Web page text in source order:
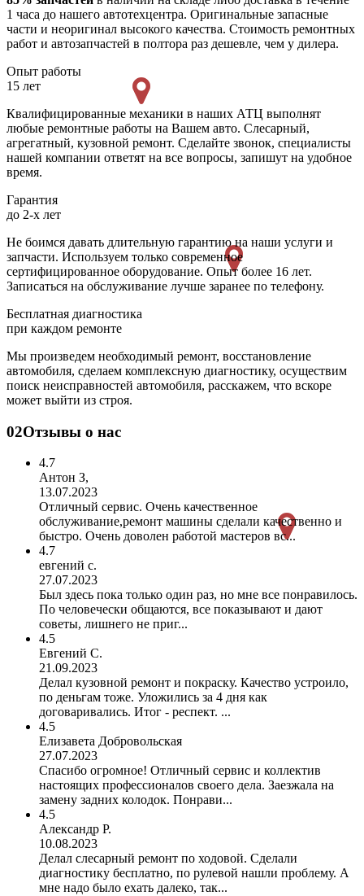
1 часа до нашего автотехцентра. Оригинальные запасные
части и неоригинал высокого качества. Стоимость ремонтных
работ и автозапчастей в полтора раз дешевле, чем у дилера.
Опыт работы
15 лет
Квалифицированные механики в наших АТЦ выполнят
любые ремонтные работы на Вашем авто. Слесарный,
агрегатный, кузовной ремонт. Сделайте звонок, специалисты
нашей компании ответят на все вопросы, запишут на удобное
время.
Гарантия
до 2-х лет
Не боимся давать длительную гарантию на наши услуги и
запчасти. Используем только современное
сертифицированное оборудование. Опыт более 16 лет.
Записаться на обслуживание лучше заранее по телефону.
Бесплатная диагностика
при каждом ремонте
Мы произведем необходимый ремонт, восстановление
автомобиля, сделаем комплексную диагностику, осуществим
поиск неисправностей автомобиля, расскажем, что вскоре
может выйти из строя.
02Отзывы о нас
4.7
Антон З,
13.07.2023
Отличный сервис. Очень качественное
обслуживание,ремонт машины сделали качественно и
быстро. Очень доволен работой мастеров вс...
4.7
евгений с.
27.07.2023
Был здесь пока только один раз, но мне все понравилось.
По человечески общаются, все показывают и дают
советы, лишнего не приг...
4.5
Евгений С.
21.09.2023
Делал кузовной ремонт и покраску. Качество устроило,
по деньгам тоже. Уложились за 4 дня как
договаривались. Итог - респект. ...
4.5
Елизавета Добровольская
27.07.2023
Спасибо огромное! Отличный сервис и коллектив
настоящих профессионалов своего дела. Заезжала на
замену задних колодок. Понрави...
4.5
Александр Р.
10.08.2023
Делал слесарный ремонт по ходовой. Сделали
диагностику бесплатно, по рулевой нашли проблему. А
мне надо было ехать далеко, так...